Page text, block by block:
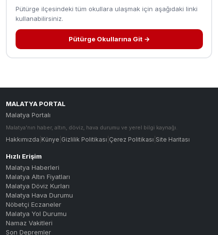
Pütürge ilçesindeki tüm okullara ulaşmak için aşağıdaki linki
kullanabilirsiniz.
Pütürge Okullarına Git →
MALATYA PORTAL
Malatya Portalı
Malatya'nın haber, altın, döviz, hava durumu ve yerel bilgi kaynağı.
Hakkımızda Künye Gizlilik Politikası Çerez Politikası Site Haritası
Hızlı Erişim
Malatya Haberleri
Malatya Altın Fiyatları
Malatya Döviz Kurları
Malatya Hava Durumu
Nöbetçi Eczaneler
Malatya Yol Durumu
Namaz Vakitleri
Son Depremler